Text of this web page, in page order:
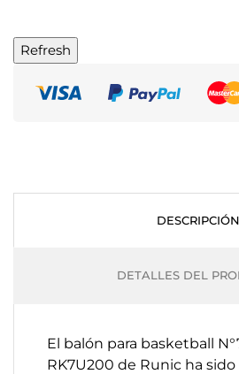
DESCRIPCIÓN
DETALLES DEL
El balón para basketball
RK7U200 de Runic ha